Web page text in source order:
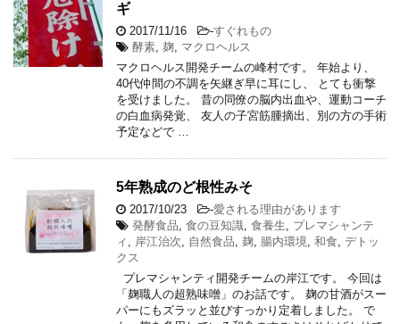
ギ
2017/11/16 -すぐれもの
酵素, 麹, マクロヘルス
マクロヘルス開発チームの峰村です。 年始より、
40代仲間の不調を矢継ぎ早に耳にし、 とても衝撃
を受けました。 昔の同僚の脳内出血や、運動コーチ
の白血病発覚、 友人の子宮筋腫摘出、別の方の手術
予定などで …
5年熟成のど根性みそ
2017/10/23 -愛される理由があります
発酵食品, 食の豆知識, 食養生, プレマシャンテ
ィ , 岸江治次, 自然食品, 麹, 腸内環境, 和食, デトッ
クス
プレマシャンティ開発チームの岸江です。 今回は
「麹職人の超熟味噌」のお話です。 麹の甘酒がスー
パーにもズラッと並びすっかり定着しました。 で